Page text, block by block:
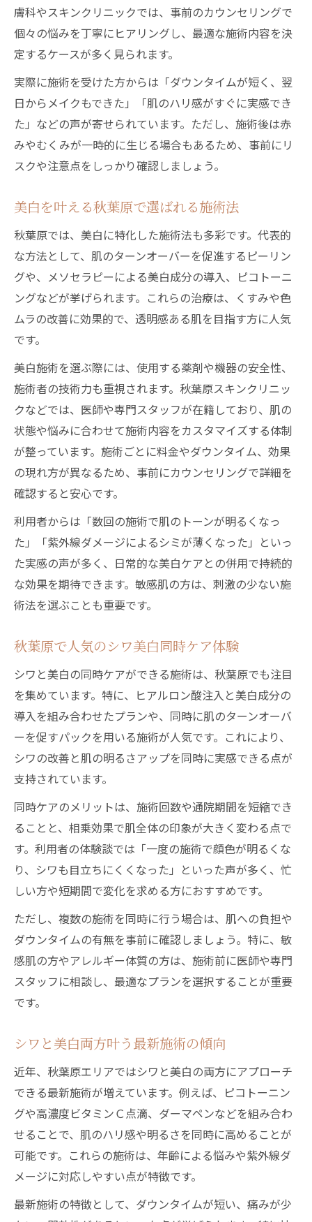
膚科やスキンクリニックでは、事前のカウンセリングで
個々の悩みを丁寧にヒアリングし、最適な施術内容を決
定するケースが多く見られます。
実際に施術を受けた方からは「ダウンタイムが短く、翌
日からメイクもできた」「肌のハリ感がすぐに実感でき
た」などの声が寄せられています。ただし、施術後は赤
みやむくみが一時的に生じる場合もあるため、事前にリ
スクや注意点をしっかり確認しましょう。
美白を叶える秋葉原で選ばれる施術法
秋葉原では、美白に特化した施術法も多彩です。代表的
な方法として、肌のターンオーバーを促進するピーリン
グや、メソセラピーによる美白成分の導入、ピコトーニ
ングなどが挙げられます。これらの治療は、くすみや色
ムラの改善に効果的で、透明感ある肌を目指す方に人気
です。
美白施術を選ぶ際には、使用する薬剤や機器の安全性、
施術者の技術力も重視されます。秋葉原スキンクリニッ
クなどでは、医師や専門スタッフが在籍しており、肌の
状態や悩みに合わせて施術内容をカスタマイズする体制
が整っています。施術ごとに料金やダウンタイム、効果
の現れ方が異なるため、事前にカウンセリングで詳細を
確認すると安心です。
利用者からは「数回の施術で肌のトーンが明るくなっ
た」「紫外線ダメージによるシミが薄くなった」といっ
た実感の声が多く、日常的な美白ケアとの併用で持続的
な効果を期待できます。敏感肌の方は、刺激の少ない施
術法を選ぶことも重要です。
秋葉原で人気のシワ美白同時ケア体験
シワと美白の同時ケアができる施術は、秋葉原でも注目
を集めています。特に、ヒアルロン酸注入と美白成分の
導入を組み合わせたプランや、同時に肌のターンオーバ
ーを促すパックを用いる施術が人気です。これにより、
シワの改善と肌の明るさアップを同時に実感できる点が
支持されています。
同時ケアのメリットは、施術回数や通院期間を短縮でき
ることと、相乗効果で肌全体の印象が大きく変わる点で
す。利用者の体験談では「一度の施術で顔色が明るくな
り、シワも目立ちにくくなった」といった声が多く、忙
しい方や短期間で変化を求める方におすすめです。
ただし、複数の施術を同時に行う場合は、肌への負担や
ダウンタイムの有無を事前に確認しましょう。特に、敏
感肌の方やアレルギー体質の方は、施術前に医師や専門
スタッフに相談し、最適なプランを選択することが重要
です。
シワと美白両方叶う最新施術の傾向
近年、秋葉原エリアではシワと美白の両方にアプローチ
できる最新施術が増えています。例えば、ピコトーニン
グや高濃度ビタミンＣ点滴、ダーマペンなどを組み合わ
せることで、肌のハリ感や明るさを同時に高めることが
可能です。これらの施術は、年齢による悩みや紫外線ダ
メージに対応しやすい点が特徴です。
最新施術の特徴として、ダウンタイムが短い、痛みが少